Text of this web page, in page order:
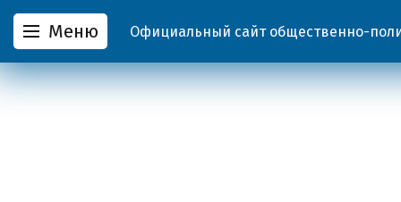
Меню Официальный сайт общественно-